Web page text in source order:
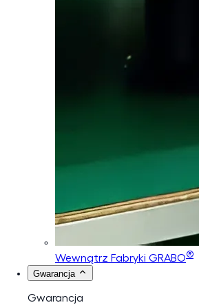
Wewnątrz Fabryki GRABO®
Gwarancja
Gwarancja